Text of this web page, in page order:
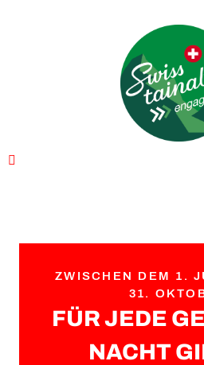
ZWISCHEN DEM 1.
31.
FÜR JEDE
NACHT